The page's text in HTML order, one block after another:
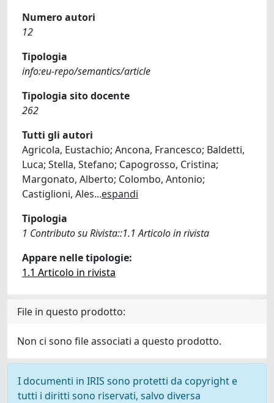
Numero autori
12
Tipologia
info:eu-repo/semantics/article
Tipologia sito docente
262
Tutti gli autori
Agricola, Eustachio; Ancona, Francesco; Baldetti,
Luca; Stella, Stefano; Capogrosso, Cristina;
Margonato, Alberto; Colombo, Antonio;
Castiglioni, Ales...espandi
Tipologia
1 Contributo su Rivista::1.1 Articolo in rivista
Appare nelle tipologie:
1.1 Articolo in rivista
File in questo prodotto:
Non ci sono file associati a questo prodotto.
I documenti in IRIS sono protetti da copyright e
tutti i diritti sono riservati, salvo diversa